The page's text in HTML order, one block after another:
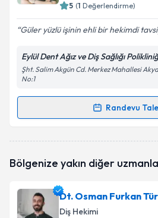
5 (1 Değerlendirme)
Güler yüzlü işinin ehli bir hekimdi
Eylül Dent Ağız ve Diş Sağlığı
Şht. Salim Akgün Cd. Merkez Mahallesi
No:1
Randevu
Randevu Takvimi Talebi
oluşturun. Size bu uzmandan
E-posta Adresiniz
Bölgenize yakın diğer
Dt. Osman Furkan
Diş Hekimi